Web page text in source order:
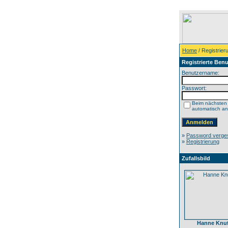
Home /
Registrierte
Benutzername:
Passwort:
Beim nächsten
automatisch
» Password
» Registrierung
Zufallsbild
Hanne